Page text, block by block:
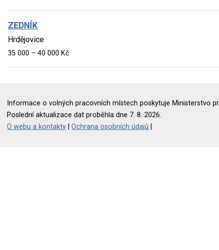
ZEDNÍK
Hrdějovice
35 000 – 40 000 Kč
Informace o volných pracovních místech poskytuje Ministerstvo
Poslední aktualizace dat proběhla dne 7. 8. 2026.
O webu a kontakty |Ochrana osobních údajů